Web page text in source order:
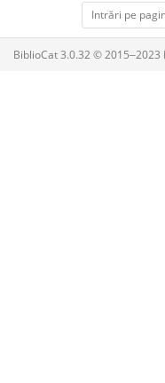
Intrări pe
BiblioCat 3.0.32 ©